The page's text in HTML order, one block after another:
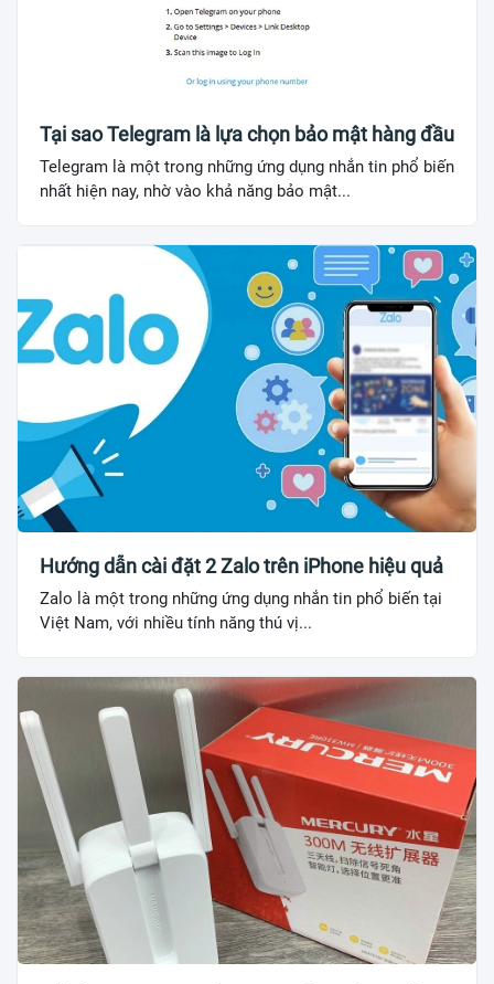
Tại sao Telegram là lựa chọn bảo mật hàng đầu
Telegram là một trong những ứng dụng nhắn tin phổ biến
nhất hiện nay, nhờ vào khả năng bảo mật...
Hướng dẫn cài đặt 2 Zalo trên iPhone hiệu quả
Zalo là một trong những ứng dụng nhắn tin phổ biến tại
Việt Nam, với nhiều tính năng thú vị...